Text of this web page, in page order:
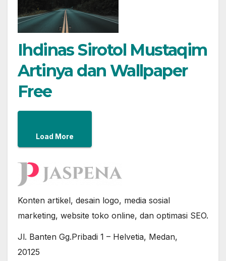
Ihdinas Sirotol Mustaqim
Artinya dan Wallpaper
Free
Load More
Konten artikel, desain logo, media sosial
marketing, website toko online, dan optimasi SEO.
Jl. Banten Gg.Pribadi 1 – Helvetia, Medan,
20125